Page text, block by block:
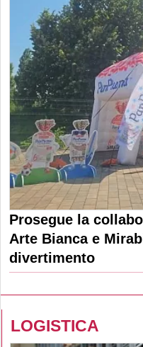
Prosegue la
Arte Bianca e
divertimento
LOGISTICA